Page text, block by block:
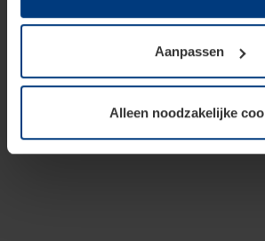
van deze pagina's absoluut vereist is.
soorten cookies is uw toestemming
toestemming kunt u op elk moment bij
wijzigen of herroepen.
Aanpassen
Alleen noodzakelijke